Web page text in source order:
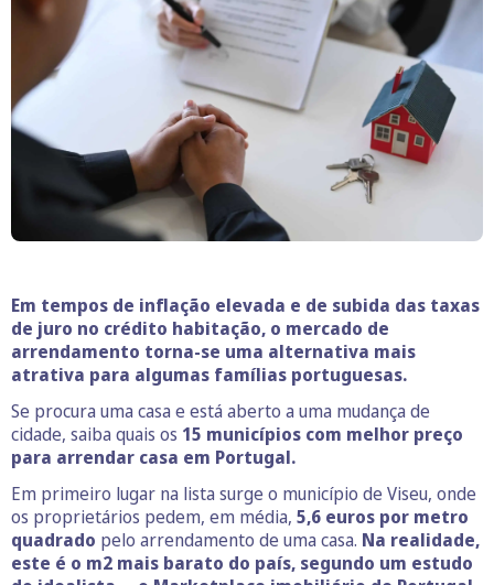
Em tempos de inflação elevada e de subida das taxas
de juro no crédito habitação, o mercado de
arrendamento torna-se uma alternativa mais
atrativa para algumas famílias portuguesas.
Se procura uma casa e está aberto a uma mudança de
cidade, saiba quais os 15 municípios com melhor preço
para arrendar casa em Portugal.
Em primeiro lugar na lista surge o município de Viseu, onde
os proprietários pedem, em média, 5,6 euros por metro
quadrado pelo arrendamento de uma casa. Na realidade,
este é o m2 mais barato do país, segundo um estudo